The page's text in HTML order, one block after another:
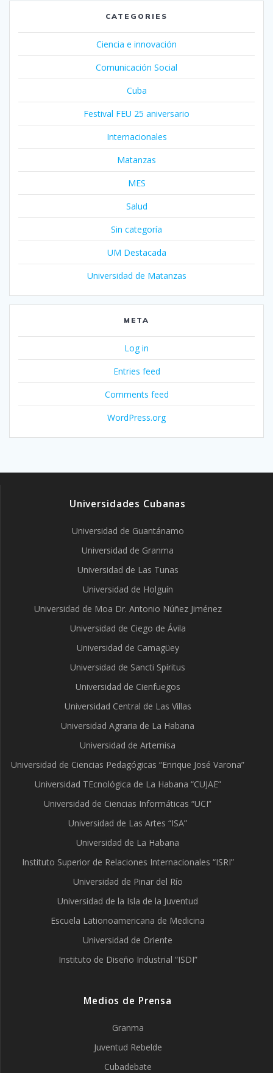
CATEGORIES
Ciencia e innovación
Comunicación Social
Cuba
Festival FEU 25 aniversario
Internacionales
Matanzas
MES
Salud
Sin categoría
UM Destacada
Universidad de Matanzas
META
Log in
Entries feed
Comments feed
WordPress.org
Universidades Cubanas
Universidad de Guantánamo
Universidad de Granma
Universidad de Las Tunas
Universidad de Holguín
Universidad de Moa Dr. Antonio Núñez Jiménez
Universidad de Ciego de Ávila
Universidad de Camagüey
Universidad de Sancti Spíritus
Universidad de Cienfuegos
Universidad Central de Las Villas
Universidad Agraria de La Habana
Universidad de Artemisa
Universidad de Ciencias Pedagógicas “Enrique José Varona”
Universidad TEcnológica de La Habana “CUJAE”
Universidad de Ciencias Informáticas “UCI”
Universidad de Las Artes “ISA”
Universidad de La Habana
Instituto Superior de Relaciones Internacionales “ISRI”
Universidad de Pinar del Río
Universidad de la Isla de la Juventud
Escuela Lationoamericana de Medicina
Universidad de Oriente
Instituto de Diseño Industrial “ISDI”
Medios de Prensa
Granma
Juventud Rebelde
Cubadebate